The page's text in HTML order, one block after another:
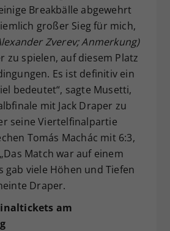
Breakbälle abgewehrt
großer Sieg für mich,
Zverev; Anmerkung)
zu spielen, auf diesem Platz
Es ist definitiv ein
bedeutet“, sagte Musetti,
mit Jack Draper zu
seine Viertelfinalpartie
Tomás Machác mit 6:3,
Match war auf einem
gab viele Höhen und Tiefen
Draper.
am